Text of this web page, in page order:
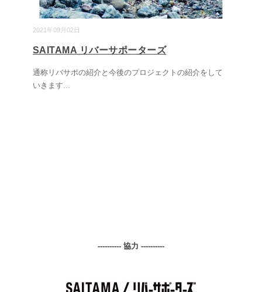
2021年09月02日
SAITAMA リバーサポーターズ
通称リバサポの紹介と今後のプロジェクトの紹介をして
いきます...
---------- 協力 ----------